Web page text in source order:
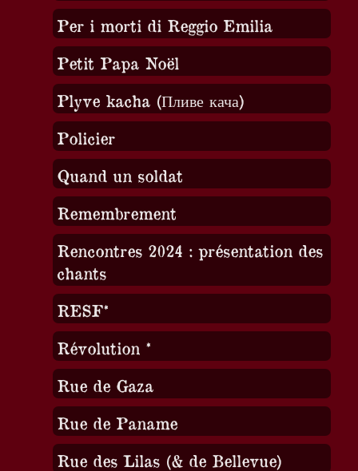
Per i morti di Reggio Emilia
Petit Papa Noël
Plyve kacha (Пливе кача)
Policier
Quand un soldat
Remembrement
Rencontres 2024 : présentation des
chants
RESF*
Révolution *
Rue de Gaza
Rue de Paname
Rue des Lilas (& de Bellevue)